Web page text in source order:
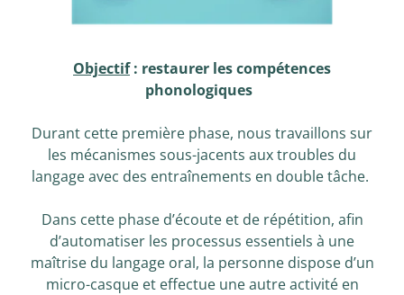
Objectif: restaurer les compétences
phonologiques
Durant cette première phase, nous travaillons sur
les mécanismes sous-jacents aux troubles du
langage avec des entraînements en double tâche.
Dans cette phase d’écoute et de répétition, afin
d’automatiser les processus essentiels à une
maîtrise du langage oral, la personne dispose d’un
micro-casque et effectue une autre activité en